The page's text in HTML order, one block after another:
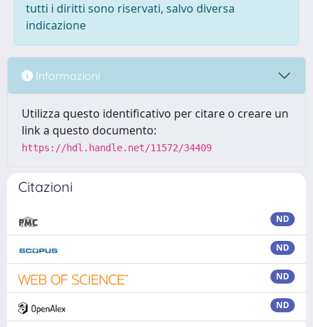
tutti i diritti sono riservati, salvo diversa
indicazione
Informazioni
Utilizza questo identificativo per citare o creare un
link a questo documento:
https://hdl.handle.net/11572/34409
Citazioni
ND
ND
ND
ND